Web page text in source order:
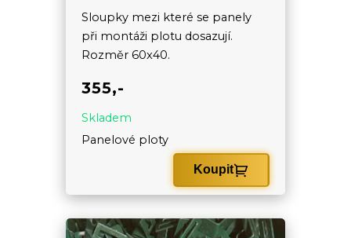
Sloupky mezi které se panely
při montáži plotu dosazují.
Rozměr 60x40.
355,-
Skladem
Panelové ploty
Koupit